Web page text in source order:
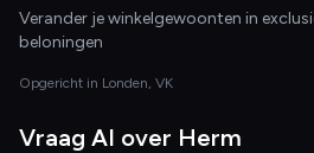
Verander je winkelgewoonten in
beloningen
Opgericht in Londen, VK
Vraag AI over Herm